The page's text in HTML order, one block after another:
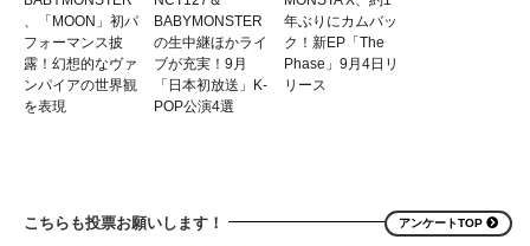
、「MOON」初パ
フォーマンス披
露！幻想的なヴァ
ンパイアの世界観
を表現
BABYMONSTER
の生中継ほかライ
ブが充実！9月
「日本初放送」K-
POP公演4選
年ぶりにカムバッ
ク！新EP「The
Phase」9月4日リ
リース
こちらも投票お願いします！ アンケートTOP